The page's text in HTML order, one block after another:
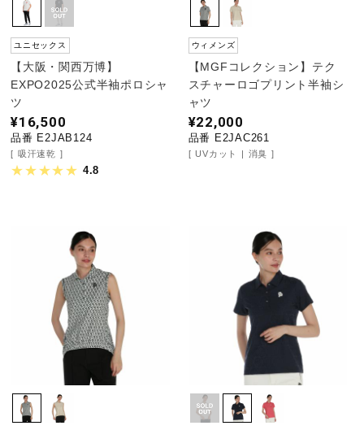
ユニセックス
【大阪・関西万博】
EXPO2025公式半袖ポロシャ
ツ
¥16,500
品番 E2JAB124
吸汗速乾
4.8
ウィメンズ
【MGFコレクション】テク
スチャーロゴプリント半袖シ
ャツ
¥22,000
品番 E2JAC261
UVカット 消臭